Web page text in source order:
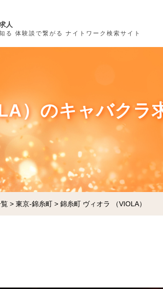
人
る 体験談で繋がる ナイトワーク検索サイト
）のキャバクラ
> 東京-錦糸町 > 錦糸町 ヴィオラ （VIOLA）